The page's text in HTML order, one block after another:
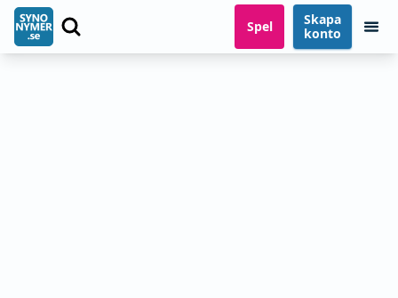
Spel
Skapa
konto